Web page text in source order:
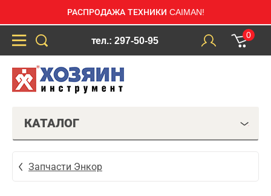
РАСПРОДАЖА ТЕХНИКИ CAIMAN!
тел.: 297-50-95
0
КАТАЛОГ
Запчасти Энкор